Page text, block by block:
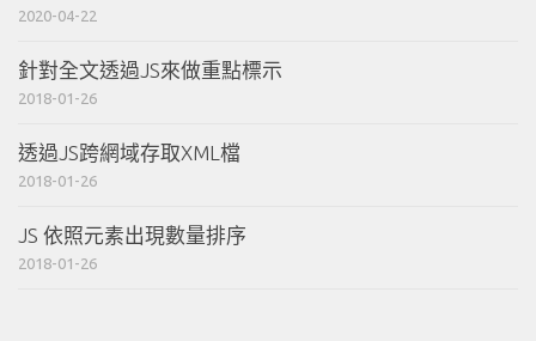
2020-04-22
針對全文透過JS來做重點標示
2018-01-26
透過JS跨網域存取XML檔
2018-01-26
JS 依照元素出現數量排序
2018-01-26